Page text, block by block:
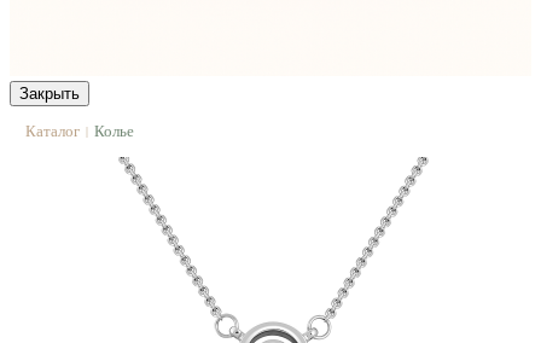
Закрыть
Каталог | Колье